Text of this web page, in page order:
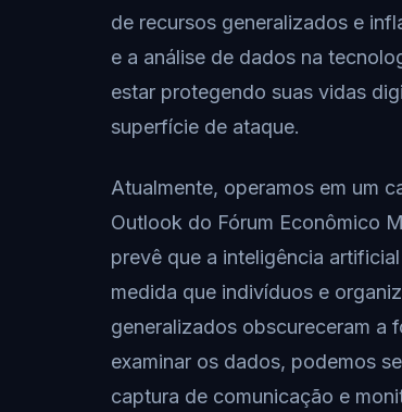
de recursos generalizados e
e a análise de dados na
estar protegendo suas vidas
superfície de ataque.
Atualmente, operamos em um
Outlook do Fórum Econômico
prevê que a inteligência
medida que indivíduos e
generalizados obscureceram a
examinar os dados, podemos
captura de comunicação e